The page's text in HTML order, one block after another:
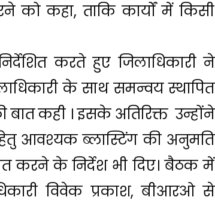
को कहा, ताकि कार्यों में किसी
करते हुए जिलाधिकारी ने
के साथ समन्वय स्थापित
बात कही । इसके अतिरिक्त उन्होंने
हेतु आवश्यक ब्लास्टिंग की अनुमति
करने के निर्देश भी दिए। बैठक में
विवेक प्रकाश, बीआरओ से